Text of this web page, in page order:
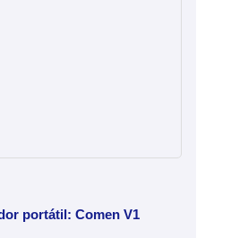
portátil: Comen V1